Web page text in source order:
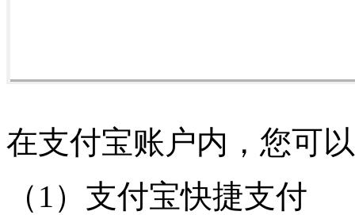
在支付宝账户内，您可
（1）支付宝快捷支付